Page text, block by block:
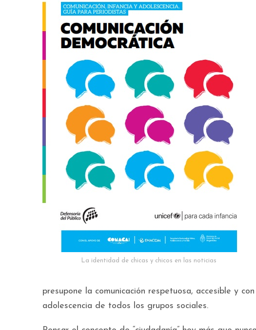
La identidad de chicas y chicos en las noticias
presupone la comunicación respetuosa, accesible y
adolescencia de todos los grupos sociales.